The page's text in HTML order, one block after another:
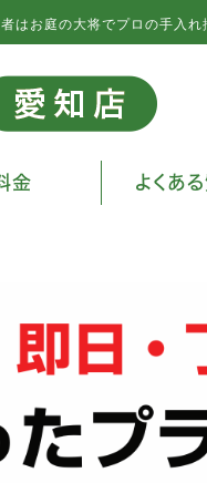
はお庭の大将でプロの手入れ
金 よくあ